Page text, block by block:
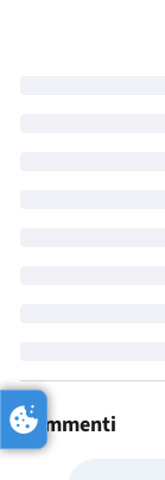
Commenti